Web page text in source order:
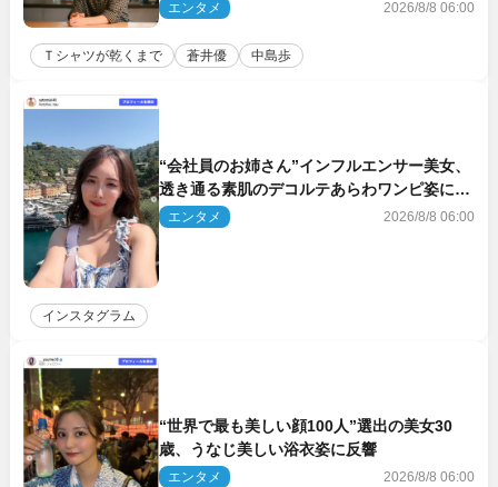
した!!」「今さら?!」（ネタバレあり）
エンタメ 2026/8/8 06:00
Ｔシャツが乾くまで 蒼井優 中島歩
“会社員のお姉さん”インフルエンサー美女、
透き通る素肌のデコルテあらわワンピ姿に反
響エンタメ 2026/8/8 06:00
インスタグラム
“世界で最も美しい顔100人”選出の美女30
歳、うなじ美しい浴衣姿に反響
エンタメ 2026/8/8 06:00